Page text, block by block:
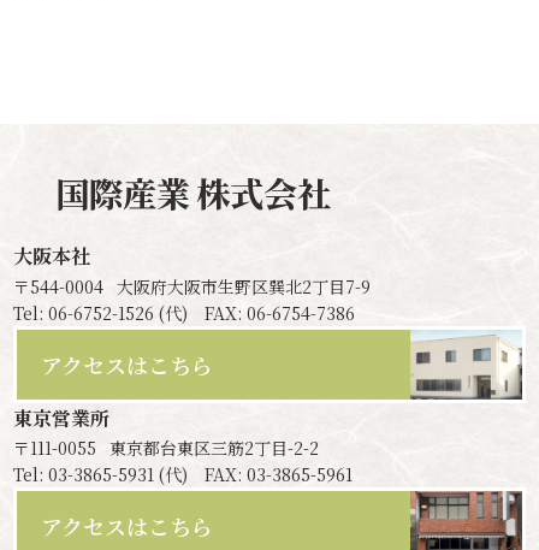
国際産業株式会社
大阪本社
〒544-0004 大阪府大阪市生野区巽北2丁目7-9
Tel: 06-6752-1526 (代) FAX: 06-6754-7386
アクセスはこちら
東京営業所
〒111-0055
東京都台東区三筋2丁目-2-2
Tel: 03-3865-5931 (代) FAX: 03-3865-5961
アクセスはこちら